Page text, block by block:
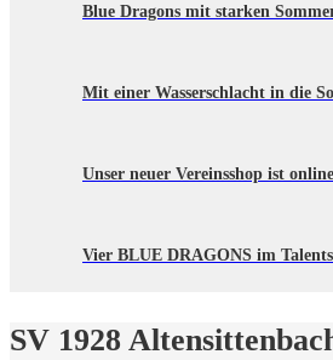
Blue Dragons mit starken
Mit einer Wasserschlacht in die
Unser neuer Vereinsshop ist online
Vier BLUE DRAGONS im
SV 1928